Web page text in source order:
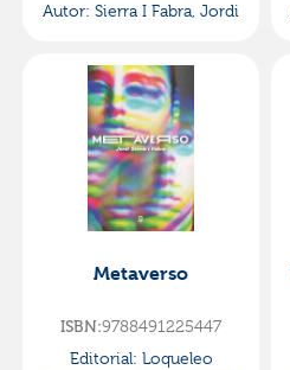
Autor: Sierra I Fabra, Jordi
Metaverso
ISBN:9788491225447
Editorial: Loqueleo